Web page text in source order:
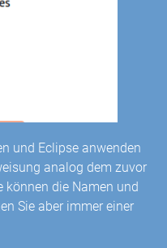
und Eclipse anwenden
analog dem zuvor
können die Namen und
Sie aber immer einer